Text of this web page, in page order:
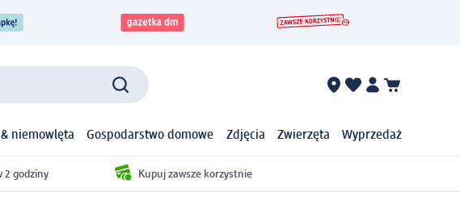
niemowlęta Gospodarstwo domowe Zdjęcia Zwierzęta Wyprzedaż
2 godziny Kupuj zawsze korzystnie